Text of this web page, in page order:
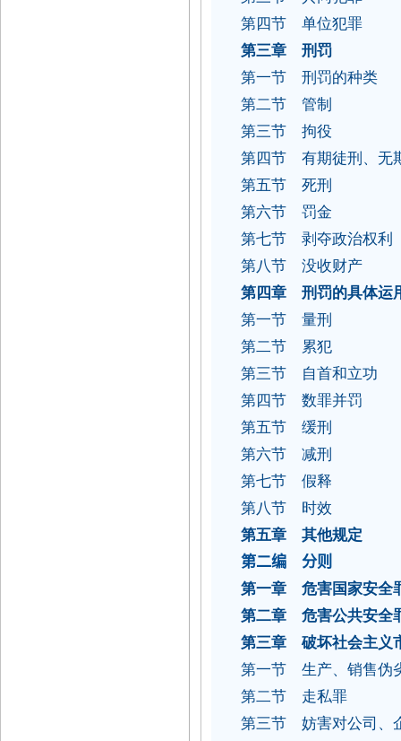
第四节 单位犯罪
第三章 刑罚
第一节 刑罚的种类
第二节 管制
第三节 拘役
第四节 有期徒刑、无
第五节 死刑
第六节 罚金
第七节 剥夺政治权利
第八节 没收财产
第四章 刑罚的具体运
第一节 量刑
第二节 累犯
第三节 自首和立功
第四节 数罪并罚
第五节 缓刑
第六节 减刑
第七节 假释
第八节 时效
第五章 其他规定
第二编 分则
第一章 危害国家安全
第二章 危害公共安全
第三章 破坏社会主义
第一节 生产、销售伪
第二节 走私罪
第三节 妨害对公司、